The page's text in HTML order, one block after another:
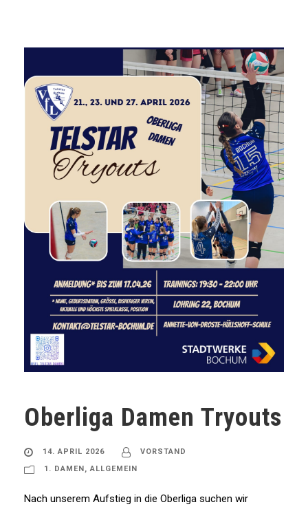
Oberliga Damen Tryouts
14. APRIL 2026
VORSTAND
1. DAMEN , ALLGEMEIN
Nach unserem Aufstieg in die Oberliga suchen wir